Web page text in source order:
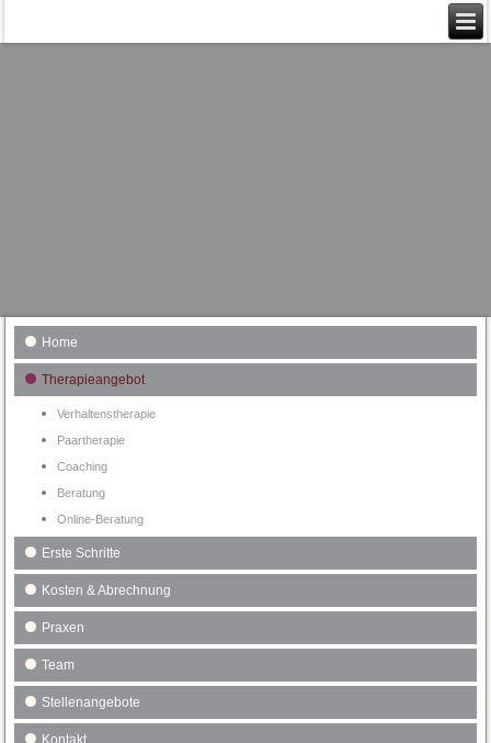
Home
Therapieangebot
Verhaltenstherapie
Paartherapie
Coaching
Beratung
Online-Beratung
Erste Schritte
Kosten & Abrechnung
Praxen
Team
Stellenangebote
Kontakt